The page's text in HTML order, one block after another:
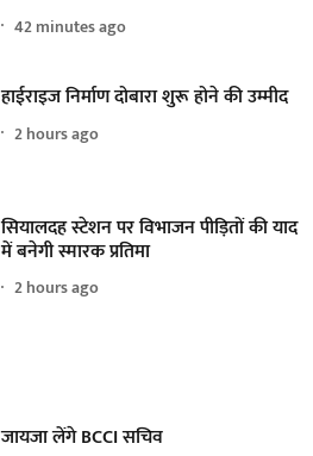
42 minutes ago
हाईराइज निर्माण दोबारा शुरू होने की उम्मीद
2 hours ago
सियालदह स्टेशन पर विभाजन पीड़ितों की याद
में बनेगी स्मारक प्रतिमा
2 hours ago
जायजा लेंगे BCCI सचिव